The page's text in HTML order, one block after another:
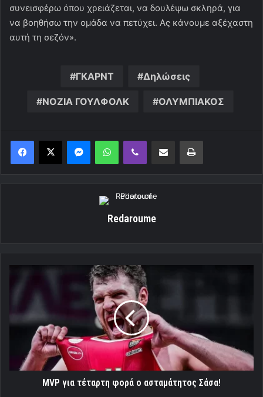
συνεισφέρω όπου χρειάζεται, να δουλέψω σκληρά, για
να βοηθήσω την ομάδα να πετύχει. Ας κάνουμε αξέχαστη
αυτή τη σεζόν».
ΓΚΑΡΝΤ Δηλώσεις
ΝΟΖΙΑ ΓΟΥΛΦΟΛΚ ΟΛΥΜΠΙΑΚΟΣ
MessengerWhatsAppViber Κοινοποίηση μέσω ηλεκτρονικού ταχυδρομείουΕκτύπωση
Redaroume
τέταρτη
ασταμάτητος
MVP για τέταρτη φορά ο ασταμάτητος Σάσα!